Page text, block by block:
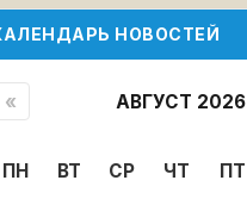
НОВОСТЕЙ
« АВГУСТ 2026
ПН ВТ СР ЧТ ПТ